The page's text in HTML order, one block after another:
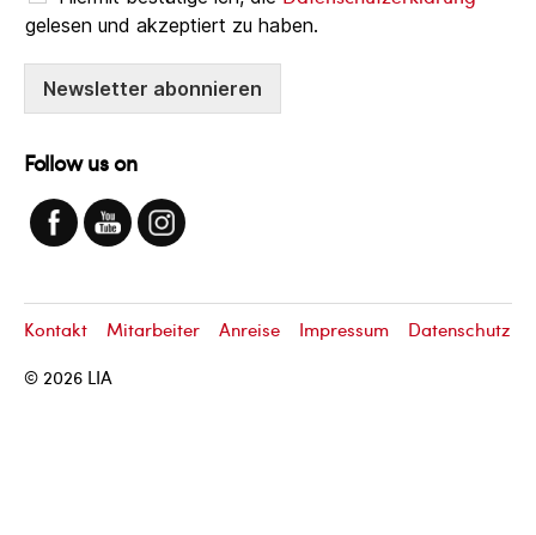
gelesen und akzeptiert zu haben.
Newsletter abonnieren
Follow us on
© 2026 LIA
Kontakt Mitarbeiter Anreise Impressum Datenschutz